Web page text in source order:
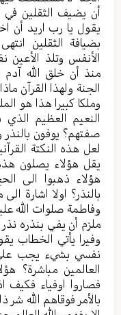
أن يضيف الثقلين في
يقول يا رب اريد أن
بضيافة الثقلين
الأنفس وتلذ
منذ أن خلق الله آدم
الجنة ولهذا القرآن
وملكا كبيرا هذا هو
النعيم العظيم الذي
صفتهم؟ يوفون بالنذر
لعل هذه النكتة
يقل هؤلاء يصلون
هؤلاء ذهبوا الى
بالنذر؟ اولا اشارة
وفاطمة صلوات الله
ملزم أن يفي بنذره
وفيرا يأتي الخطاب
نفسي بشيء يجب علي
العالمين مباشرة؟
فصاروا اوفياء فكيف
بالأمر فوقاهم الله